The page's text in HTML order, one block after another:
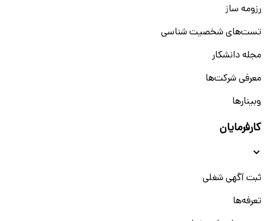
رزومه ساز
تست‌های شخصیت شناسی
مجله دانشکار
معرفی شرکت‌ها
وبینار‌‌ها
کارفرمایان
ثبت آگهی شغلی
تعرفه‌ها